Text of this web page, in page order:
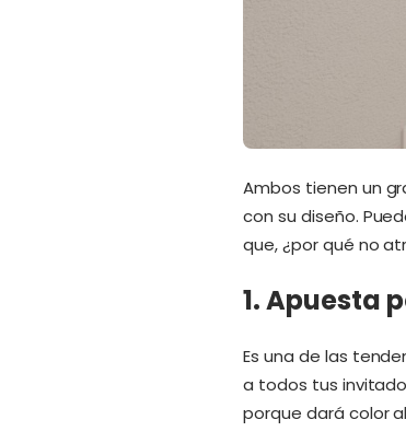
Ambos tienen un
con su diseño.
que, ¿por qué no
1. Apuesta
Es una de las
a todos tus
porque dará color